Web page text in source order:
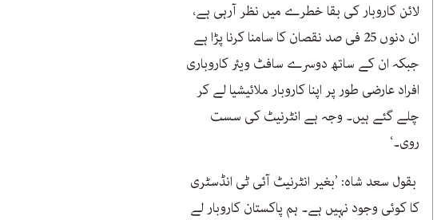
لائن کاروبار کی بقا خطرے میں نظر آرہی ہے،
ان دنوں 25 فی صد نقصان کا سامنا کرنا پڑا ہے
جبکہ ان کے ساتھ دوسرے سافٹ ویئر کاروباری
افراد عارضی طور پر اپنا کاروبار ملائیشیا لے کر
چلے گئے ہیں۔ وجہ ہے انٹرنیٹ کی سست
روی۔‘
بقول سعد شاہ: ’بغیر انٹرنیٹ آئی ٹی انڈسٹری
کا کوئی وجود نہیں ہے۔ ہم پاکستان کاروبار لے